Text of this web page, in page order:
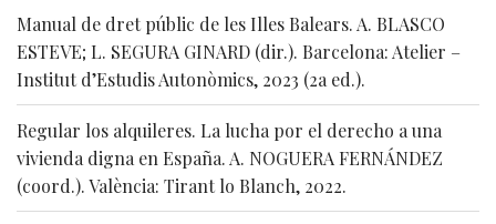
Manual de dret públic de les Illes Balears. A. BLASCO
ESTEVE; L. SEGURA GINARD (dir.). Barcelona: Atelier –
Institut d’Estudis Autonòmics, 2023 (2a ed.).
Regular los alquileres. La lucha por el derecho a una
vivienda digna en España. A. NOGUERA FERNÁNDEZ
(coord.). València: Tirant lo Blanch, 2022.